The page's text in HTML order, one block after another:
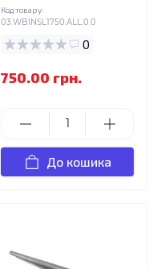
Код товару:
03.WBINSL1750.ALL.0.0
0
750.00 грн.
До кошика